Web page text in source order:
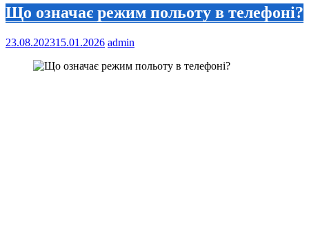
Що означає режим польоту в телефоні?
23.08.202315.01.2026 admin